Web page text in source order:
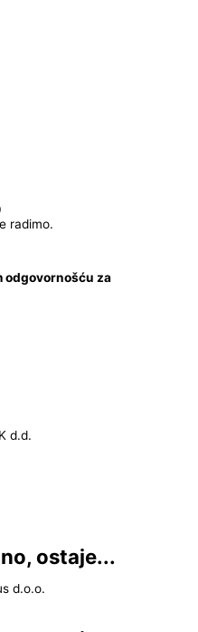
radimo.
odgovornošću za
d.d.
ostaje...
d.o.o.